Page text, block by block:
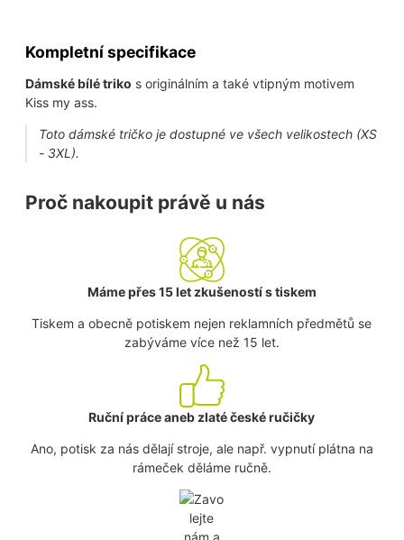
Kompletní specifikace
Dámské bílé triko s originálním a také vtipným motivem
Kiss my ass.
Toto dámské tričko je dostupné ve všech velikostech (XS
- 3XL).
Proč nakoupit právě u nás
Máme přes 15 let zkušeností s tiskem
Tiskem a obecně potiskem nejen reklamních předmětů se
zabýváme více než 15 let.
Ruční práce aneb zlaté české ručičky
Ano, potisk za nás dělají stroje, ale např. vypnutí plátna na
rámeček děláme ručně.